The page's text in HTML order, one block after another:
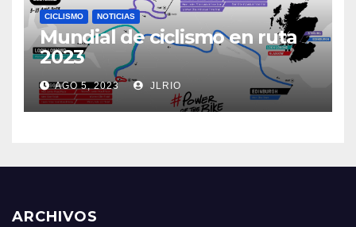
CICLISMO NOTICIAS
Mundial de ciclismo en ruta
2023
AGO 5, 2023 JLRIO
ARCHIVOS